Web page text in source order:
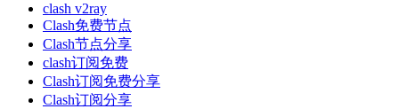
clash v2ray
Clash免费节点
Clash节点分享
clash订阅免费
Clash订阅免费分享
Clash订阅分享